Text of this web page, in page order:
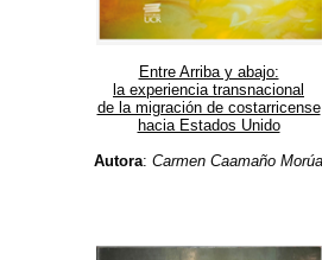
Entre Arriba y abajo:
la experiencia transnacional
de la migración de costarricense
hacia Estados Unido
Autora: Carmen Caamaño Morúa